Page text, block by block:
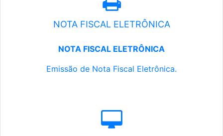
NOTA FISCAL ELETRÔNICA
NOTA FISCAL ELETRÔNICA
Emissão de Nota Fiscal Eletrônica.